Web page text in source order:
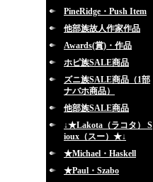
PineRidge・Push Item
他部族故人作家作品
Awards(賞)・作品
ホピ族SALE商品
ズニ族SALE商品（1部
ナバホ商品）
他部族SALE商品
↓★Lakota（ラコタ） S
ioux（スー）★↓
★Michael・Haskell
★Paul・Szabo